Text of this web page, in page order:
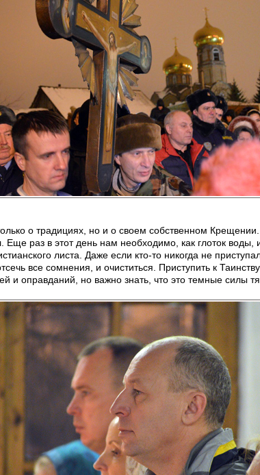
о традициях, но и о своем собственном
Еще раз в этот день нам необходимо, как глоток
листа. Даже если кто-то никогда не
все сомнения, и очиститься. Приступить к
и оправданий, но важно знать, что это темные силы